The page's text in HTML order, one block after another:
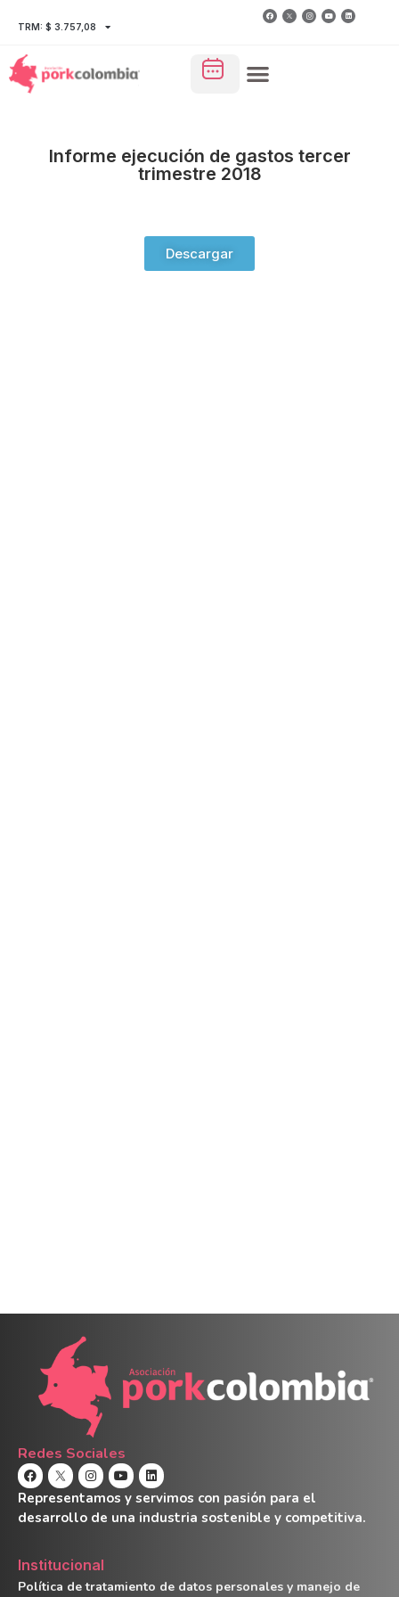
TRM: $ 3.757,08
Informe ejecución de gastos tercer
trimestre 2018
Descargar
Redes Sociales
Representamos y servimos con pasión para el
desarrollo de una industria sostenible y competitiva.
Institucional
Política de tratamiento de datos personales y manejo de